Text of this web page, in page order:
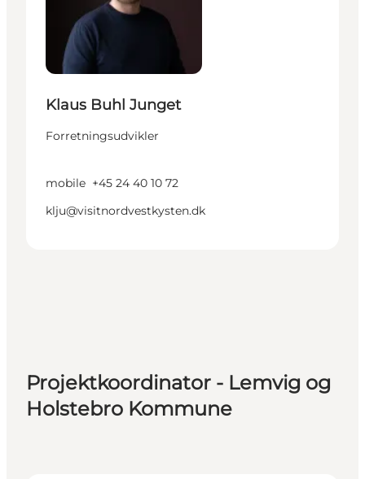
Klaus Buhl Junget
Forretningsudvikler
mobile +45 24 40 10 72
klju@visitnordvestkysten.dk
Projektkoordinator - Lemvig og
Holstebro Kommune